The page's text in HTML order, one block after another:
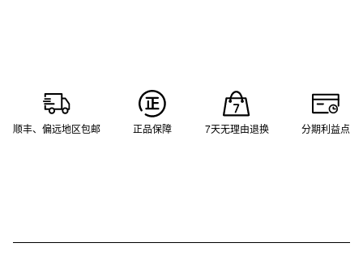
顺丰、偏远地区包邮 正品保障 7天无理由退换 分期利益点